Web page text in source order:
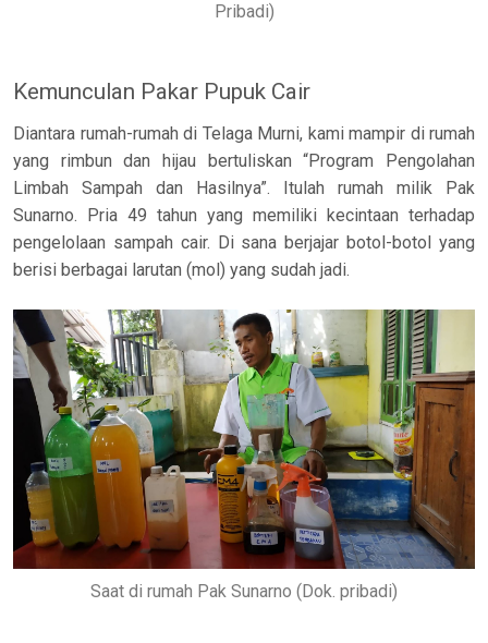
Pribadi)
Kemunculan Pakar Pupuk Cair
Diantara rumah-rumah di Telaga Murni, kami mampir di rumah
yang rimbun dan hijau bertuliskan “Program Pengolahan
Limbah Sampah dan Hasilnya”. Itulah rumah milik Pak
Sunarno. Pria 49 tahun yang memiliki kecintaan terhadap
pengelolaan sampah cair. Di sana berjajar botol-botol yang
berisi berbagai larutan (mol) yang sudah jadi.
Saat di rumah Pak Sunarno (Dok. pribadi)